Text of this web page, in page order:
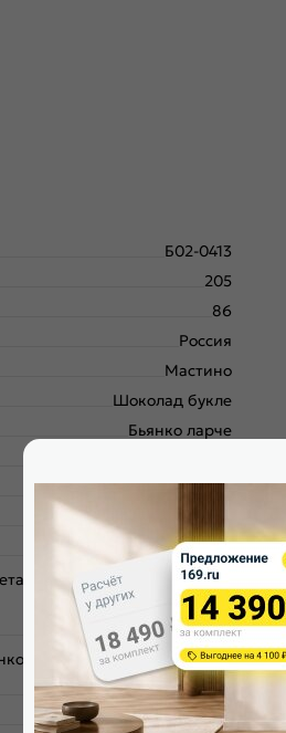
Б02-0413
205
86
Россия
Мастино
Шоколад букле
Бьянко ларче
Правое
Металл-панель
завод, завод
Северсталь; РФ
Шоколад букле
ларче, E-142 Lakobel White
Шоколад букле
70/104